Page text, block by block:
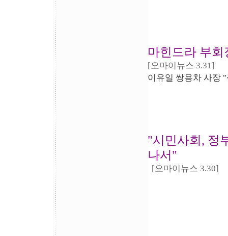
마힌드라 부
[오마이뉴스 3.31]
이유일 쌍용차 사장
"시민사회, 정
나서"
[오마이뉴스 3.30]